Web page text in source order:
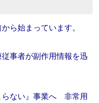
ら始まっています。
従事者が副作用情報を迅
らない』事業へ 非常用